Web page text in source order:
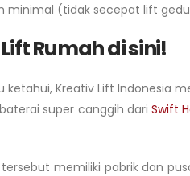
(tidak secepat lift
Rumah di sini!
ketahui, Kreativ Lift Indonesia
super canggih dariSwift
memiliki pabrik dan